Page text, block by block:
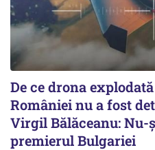
De ce drona
României nu a fost
Virgil Bălăceanu:
premierul Bulgariei